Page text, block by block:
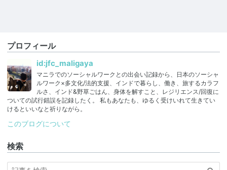
プロフィール
id:jfc_maligaya
マニラでのソーシャルワークとの出会い記録から、日本のソーシャ
ルワーク×多文化/法的支援、インドで暮らし、働き、旅するカラフ
ルさ、インド&野草ごはん、身体を解すこと、レジリエンス/回復に
ついての試行錯誤を記録したく。 私もあなたも、ゆるく受けいれて生きてい
けるといいなと祈りながら。
このブログについて
検索